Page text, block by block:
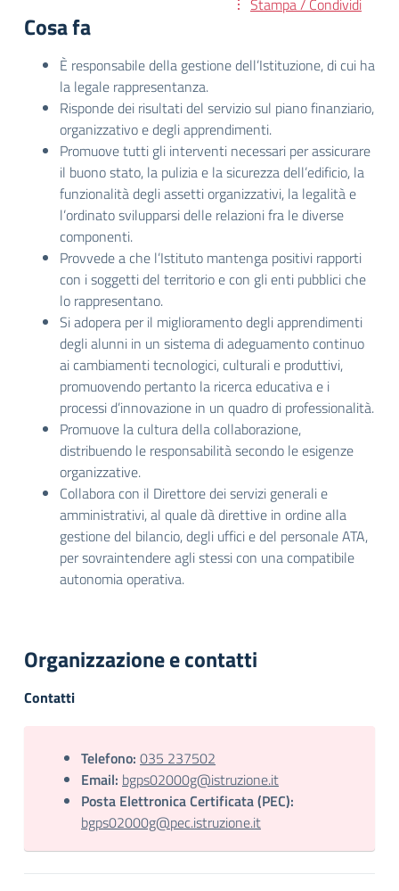
Stampa / Condividi
Cosa fa
È responsabile della gestione dell’Istituzione, di cui ha
la legale rappresentanza.
Risponde dei risultati del servizio sul piano finanziario,
organizzativo e degli apprendimenti.
Promuove tutti gli interventi necessari per assicurare
il buono stato, la pulizia e la sicurezza dell’edificio, la
funzionalità degli assetti organizzativi, la legalità e
l’ordinato svilupparsi delle relazioni fra le diverse
componenti.
Provvede a che l’Istituto mantenga positivi rapporti
con i soggetti del territorio e con gli enti pubblici che
lo rappresentano.
Si adopera per il miglioramento degli apprendimenti
degli alunni in un sistema di adeguamento continuo
ai cambiamenti tecnologici, culturali e produttivi,
promuovendo pertanto la ricerca educativa e i
processi d’innovazione in un quadro di professionalità.
Promuove la cultura della collaborazione,
distribuendo le responsabilità secondo le esigenze
organizzative.
Collabora con il Direttore dei servizi generali e
amministrativi, al quale dà direttive in ordine alla
gestione del bilancio, degli uffici e del personale ATA,
per sovraintendere agli stessi con una compatibile
autonomia operativa.
Organizzazione e contatti
Contatti
Telefono: 035 237502
Email: bgps02000g@istruzione.it
Posta Elettronica Certificata (PEC):
bgps02000g@pec.istruzione.it